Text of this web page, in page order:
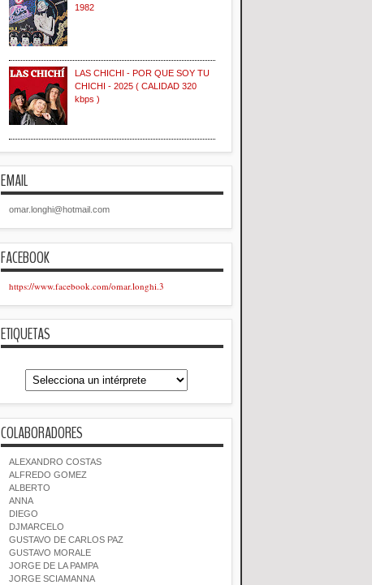
1982
LAS CHICHI - POR QUE SOY TU
CHICHI - 2025 ( CALIDAD 320
kbps )
EMAIL
omar.longhi@hotmail.com
FACEBOOK
https://www.facebook.com/omar.longhi.3
ETIQUETAS
COLABORADORES
ALEXANDRO COSTAS
ALFREDO GOMEZ
ALBERTO
ANNA
DIEGO
DJMARCELO
GUSTAVO DE CARLOS PAZ
GUSTAVO MORALE
JORGE DE LA PAMPA
JORGE SCIAMANNA